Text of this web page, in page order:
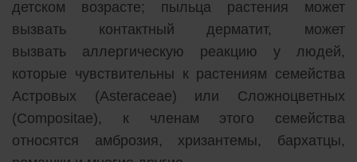
детском возрасте; пыльца растения может
вызвать контактный дерматит, может
вызвать аллергическую реакцию у людей,
которые чувствительны к растениям семейства
Астровых (Asteraceae) или Сложноцветных
(Compositae), к членам этого семейства
относятся амброзия, хризантемы, бархатцы,